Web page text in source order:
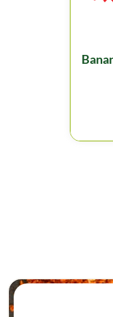
banane fairtrade (18,2 kg) -